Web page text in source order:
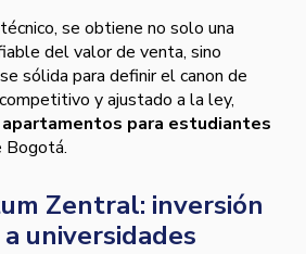
se obtiene no solo una
del valor de venta, sino
sólida para definir el canon de
y ajustado a la ley,
apartamentos para estudiantes
Bogotá.
Zentral: inversión
universidades